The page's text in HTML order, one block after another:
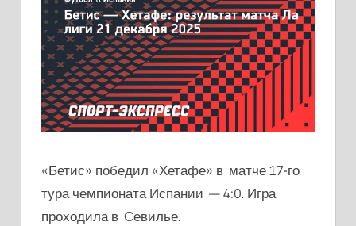
«Бетис» победил «Хетафе» в матче 17-го
тура чемпионата Испании — 4:0. Игра
проходила в Севилье.